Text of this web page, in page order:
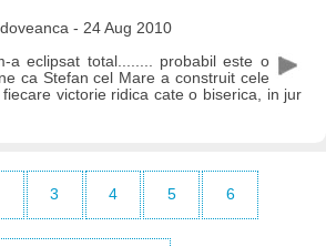
- 24 Aug 2010
a eclipsat total........ probabil este o
ca Stefan cel Mare a construit cele
victorie ridica cate o biserica, in jur
3 4 5 6